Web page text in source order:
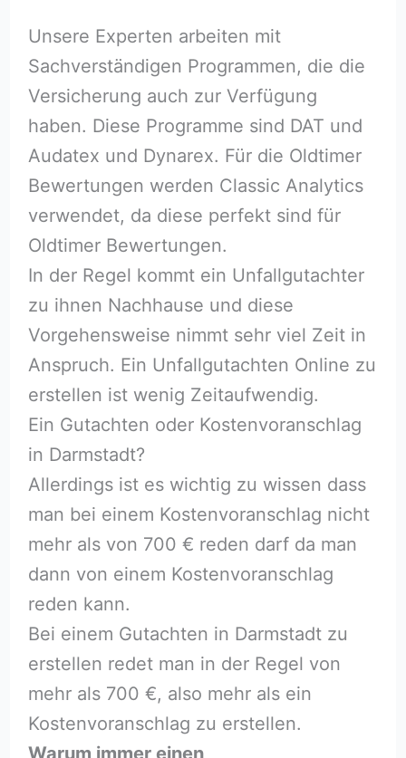
Unsere Experten arbeiten mit
Sachverständigen Programmen, die die
Versicherung auch zur Verfügung
haben. Diese Programme sind DAT und
Audatex und Dynarex. Für die Oldtimer
Bewertungen werden Classic Analytics
verwendet, da diese perfekt sind für
Oldtimer Bewertungen.
In der Regel kommt ein Unfallgutachter
zu ihnen Nachhause und diese
Vorgehensweise nimmt sehr viel Zeit in
Anspruch. Ein Unfallgutachten Online zu
erstellen ist wenig Zeitaufwendig.
Ein Gutachten oder Kostenvoranschlag
in Darmstadt?
Allerdings ist es wichtig zu wissen dass
man bei einem Kostenvoranschlag nicht
mehr als von 700 € reden darf da man
dann von einem Kostenvoranschlag
reden kann.
Bei einem Gutachten in Darmstadt zu
erstellen redet man in der Regel von
mehr als 700 €, also mehr als ein
Kostenvoranschlag zu erstellen.
Warum immer einen